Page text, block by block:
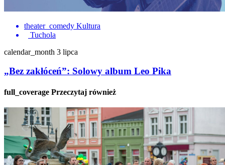
theater_comedy Kultura
Tuchola
calendar_month 3 lipca
„Bez zakłóceń”: Solowy album Leo Pika
full_coverage Przeczytaj również